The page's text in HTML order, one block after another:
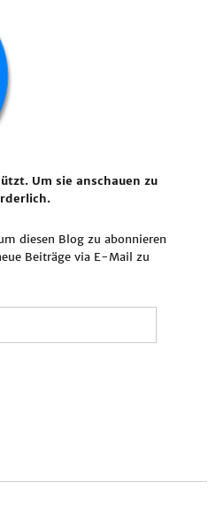
Um sie anschauen zu
diesen Blog zu abonnieren
Beiträge via E-Mail zu